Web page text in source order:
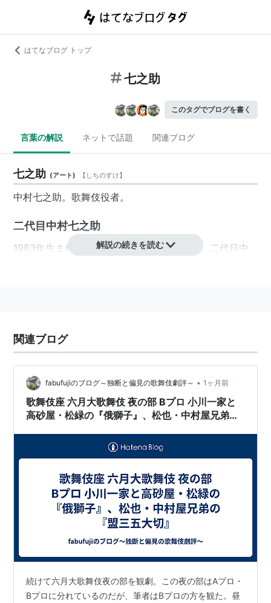
はてなブログ トップ
七之助
このタグでブログを書く
言葉の解説 ネットで話題 関連ブログ
七之助 (アート) 【 しちのすけ】
中村七之助。歌舞伎役者。
二代目中村七之助
1983年生まれ。十八代目中村勘三郎の次男、二代目中
1986年、「檻」祭りの子勘吉役で初御目見得、翌年
中村七之助を襲名。
1988年大河ドラマ「武田信玄」で信玄の長男・太郎
役、1999年に「元禄繚乱」で大石主税役で出演す
る。
2003年、「ラスト サムライ」で明治天皇役を演じ
た。
2005年、「インストール」でコウイチ役を演じる。
解説の続きを読む
関連ブログ
fabufujiのブログ～独断と偏見の歌舞伎劇評～ • 1ヶ月前
歌舞伎座 六月大歌舞伎 夜の部 Bプロ 小川一家と
高砂屋・松緑の『俄獅子』、松也・中村屋兄弟の
続けて六月大歌舞伎夜の部を観劇。この夜の部はAプロ・
Bプロに分れているのだが、筆者はBプロの方を観た。昼